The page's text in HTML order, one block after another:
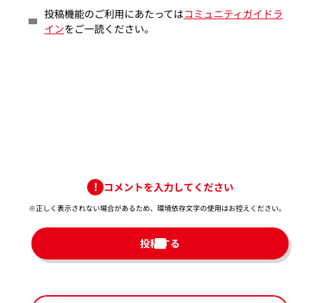
投稿機能のご利用にあたってはコミュニティガイドラ
インをご一読ください。
コメントを入力してください
※正しく表示されない場合があるため、環境依存文字の使用はお控えください。​
投稿する